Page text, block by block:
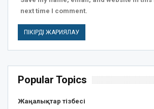
next time I comment.
Popular Topics
Жаңалықтар тізбесі